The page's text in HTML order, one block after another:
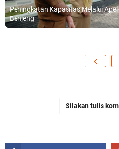
Peningkatan Kapasitas Melalui
Benjeng
Silakan tulis